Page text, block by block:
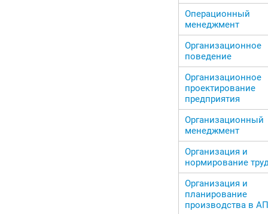
Операционный
менеджмент
Организационное
поведение
Организационное
проектирование
предприятия
Организационный
менеджмент
Организация и
нормирование
Организация и
планирование
производства в